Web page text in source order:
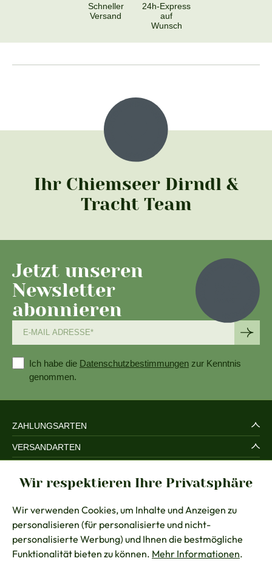
Schneller
Versand
24h-Express
auf
Wunsch
Ihr Chiemseer Dirndl &
Tracht Team
Jetzt unseren
Newsletter
abonnieren
Ich habe die Datenschutzbestimmungen zur Kenntnis
genommen.
ZAHLUNGSARTEN
VERSANDARTEN
RECHTLICHES
BERATUNG
KONTAKT
Wir respektieren Ihre Privatsphäre
Wir verwenden Cookies, um Inhalte und Anzeigen zu
personalisieren (für personalisierte und nicht-
personalisierte Werbung) und Ihnen die bestmögliche
Funktionalität bieten zu können. Mehr Informationen.